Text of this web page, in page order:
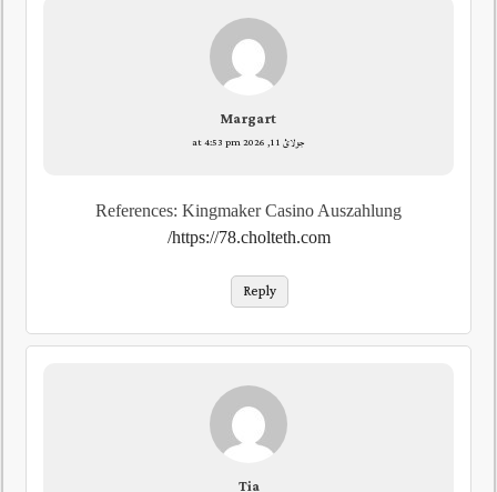
Margart
جولائ 11, 2026 at 4:53 pm
References: Kingmaker Casino Auszahlung
https://78.cholteth.com/
Reply